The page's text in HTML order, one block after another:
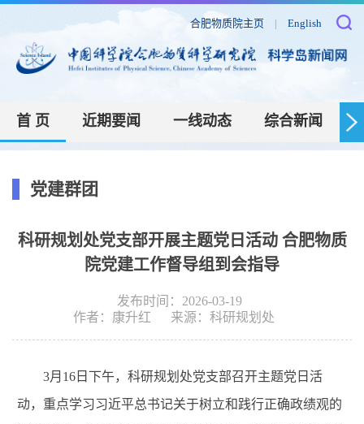
合肥物质院主页 | English
首 页 近期要闻 一线动态 综合新闻
党建群团
科研规划处党支部开展主题党日活动 合肥物质
院党建工作督导组到会指导
发布时间：2026-03-19
作者： 康升红 来源： 科研规划处
3月16日下午，科研规划处党支部召开主题党日活
动，重点学习习近平总书记关于树立和践行正确政绩观的